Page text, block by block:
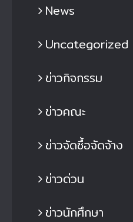
News
Uncategorized
ข่าวกิจกรรม
ข่าวคณะ
ข่าวจัดซื้อจัดจ้าง
ข่าวด่วน
ข่าวนักศึกษา